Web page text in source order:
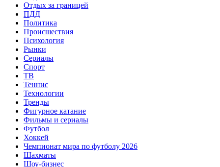
Отдых за границей
ПДД
Политика
Происшествия
Психология
Рынки
Сериалы
Спорт
ТВ
Теннис
Технологии
Тренды
Фигурное катание
Фильмы и сериалы
Футбол
Хоккей
Чемпионат мира по футболу 2026
Шахматы
Шоу-бизнес